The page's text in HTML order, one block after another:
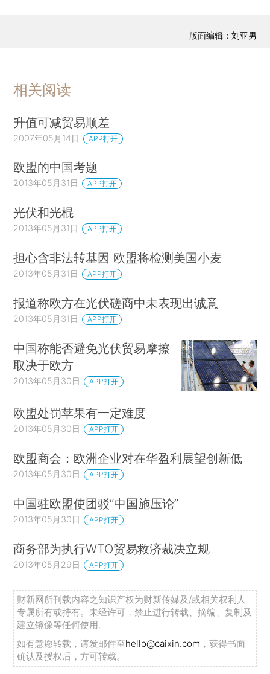
版面编辑：刘亚男
相关阅读
升值可减贸易顺差
2007年05月14日 APP打开
欧盟的中国考题
2013年05月31日 APP打开
光伏和光棍
2013年05月31日 APP打开
担心含非法转基因 欧盟将检测美国小麦
2013年05月31日 APP打开
报道称欧方在光伏磋商中未表现出诚意
2013年05月31日 APP打开
中国称能否避免光伏贸易摩擦
取决于欧方
2013年05月30日 APP打开
欧盟处罚苹果有一定难度
2013年05月30日 APP打开
欧盟商会：欧洲企业对在华盈利展望创新低
2013年05月30日 APP打开
中国驻欧盟使团驳“中国施压论”
2013年05月30日 APP打开
商务部为执行WTO贸易救济裁决立规
2013年05月29日 APP打开
财新网所刊载内容之知识产权为财新传媒及/或相关权利人
专属所有或持有。未经许可，禁止进行转载、摘编、复制及
建立镜像等任何使用。
如有意愿转载，请发邮件至hello@caixin.com ，获得书面
确认及授权后，方可转载。